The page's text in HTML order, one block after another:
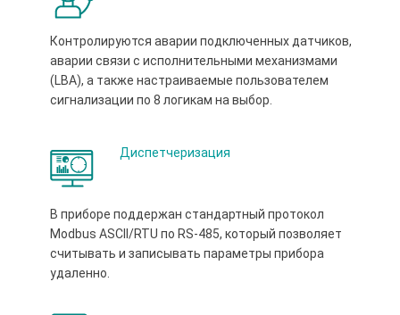
Контролируются аварии подключенных датчиков,
аварии связи с исполнительными механизмами
(LBA), а также настраиваемые пользователем
сигнализации по 8 логикам на выбор.
Диспетчеризация
В приборе поддержан стандартный протокол
Modbus ASCII/RTU по RS-485, который позволяет
считывать и записывать параметры прибора
удаленно.